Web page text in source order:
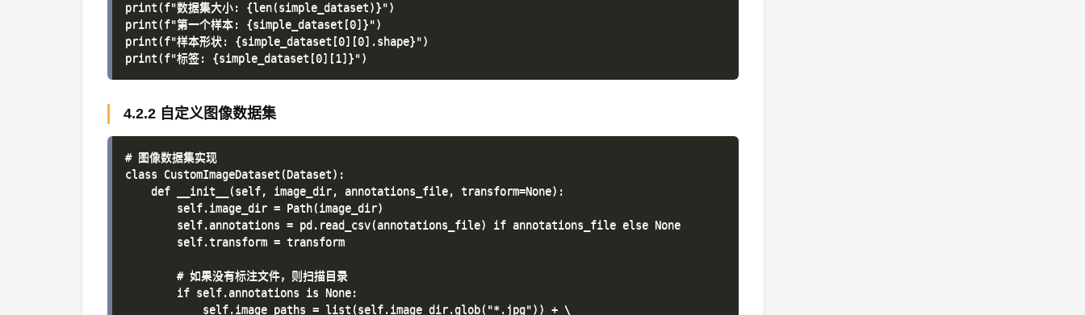
print(f"数据集大小: {len(simple_dataset)}")
print(f"第一个样本: {simple_dataset[0]}")
print(f"样本形状: {simple_dataset[0][0].shape}")
4.2.2 自定义图像数据集
# 图像数据集实现
class CustomImageDataset(Dataset):
    def __init__(self, image_dir, annotations_file, transform=None):
        self.image_dir = Path(image_dir)
        self.annotations = pd.read_csv(annotations_file) if annotations_file else None
        self.transform = transform
        # 如果没有标注文件，则扫描目录
        if self.annotations is None:
            self.image_paths = list(self.image_dir.glob("*.jpg")) + \